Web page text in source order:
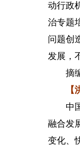
动行政
治专题
问题创
发展，
摘
【洪
中国
融合发
变化、